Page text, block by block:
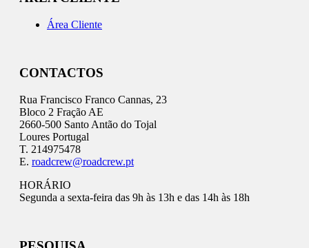
Área Cliente
CONTACTOS
Rua Francisco Franco Cannas, 23
Bloco 2 Fração AE
2660-500 Santo Antão do Tojal
Loures Portugal
T. 214975478
E. roadcrew@roadcrew.pt
HORÁRIO
Segunda a sexta-feira das 9h às 13h e das 14h às 18h